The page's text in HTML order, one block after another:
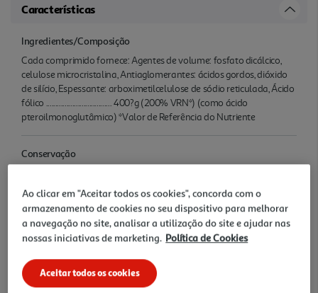
Características
Ingredientes/Composição
Cada comprimido fornece: Agentes de volume: fosfato dicálcico,
celulose microcristalina, Antiaglomerantes: ácidos gordos, dióxido
de silício, Espessante: arboximetilcelulose de sódio reticulada, Ácido
fólico ................................... 400?g (200% VRN*) (como ácido
pteroilmonoglutâmico) *Valor de Referência do Nutriente
Conservação
modo de tomar. Conservar à temperatura ambiente. Não usar
caso não tenha invólucro exterior ou se este estiver violado.
Consumir de preferência antes do fim de e lote nº: ver embalagem.
"Manter fora do alcance das crianças. Não exceder a toma diária
recomendada. Os suplementos alimentares não devem ser
Ao clicar em "Aceitar todos os cookies", concorda com o
armazenamento de cookies no seu dispositivo para melhorar
a navegação no site, analisar a utilização do site e ajudar nas
nossas iniciativas de marketing. Política de Cookies
Aceitar todos os cookies